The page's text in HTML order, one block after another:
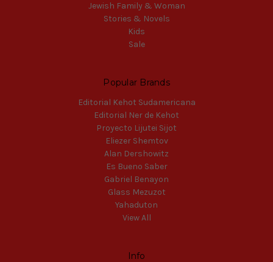
Jewish Family & Woman
Stories & Novels
Kids
Sale
Popular Brands
Editorial Kehot Sudamericana
Editorial Ner de Kehot
Proyecto Lijutei Sijot
Eliezer Shemtov
Alan Dershowitz
Es Bueno Saber
Gabriel Benayon
Glass Mezuzot
Yahaduton
View All
Info